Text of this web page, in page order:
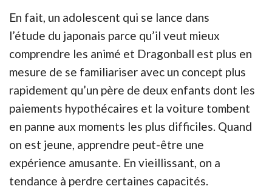
En fait, un adolescent qui se lance dans
l’étude du japonais parce qu’il veut mieux
comprendre les animé et Dragonball est plus en
mesure de se familiariser avec un concept plus
rapidement qu’un père de deux enfants dont les
paiements hypothécaires et la voiture tombent
en panne aux moments les plus difficiles. Quand
on est jeune, apprendre peut-être une
expérience amusante. En vieillissant, on a
tendance à perdre certaines capacités.